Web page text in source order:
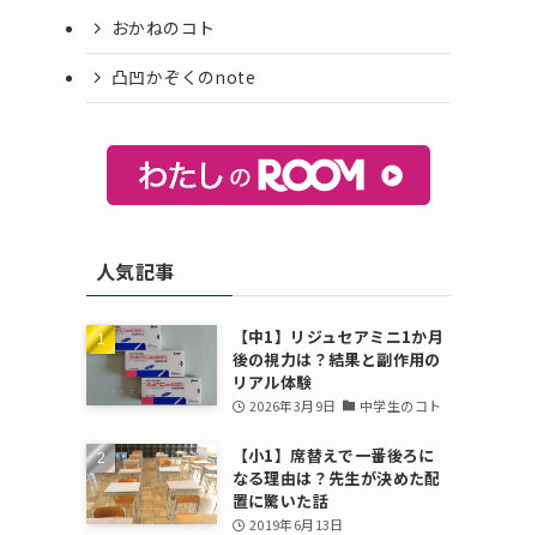
おかねのコト
凸凹かぞくのnote
人気記事
【中1】リジュセアミニ1か月
後の視力は？結果と副作用の
リアル体験
2026年3月9日 中学生のコト
【小1】席替えで一番後ろに
なる理由は？先生が決めた配
置に驚いた話
2019年6月13日